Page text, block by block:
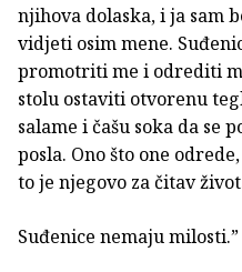
njihova dolaska, i ja sam
vidjeti osim mene.
promotriti me i odrediti
stolu ostaviti otvorenu
salame i čašu soka da se
posla. Ono što one
to je njegovo za čitav
Suđenice nemaju milosti.”